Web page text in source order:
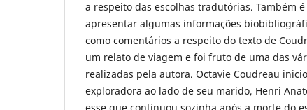
a respeito das escolhas tradutórias. Também
apresentar algumas informações
como comentários a respeito do texto de
um relato de viagem e foi fruto de uma das
realizadas pela autora. Octavie Coudreau
exploradora ao lado de seu marido, Henri